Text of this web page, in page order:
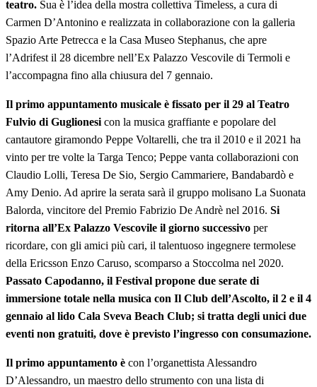
teatro. Sua è l’idea della mostra collettiva Timeless, a cura di
Carmen D’Antonino e realizzata in collaborazione con la galleria
Spazio Arte Petrecca e la Casa Museo Stephanus, che apre
l’Adrifest il 28 dicembre nell’Ex Palazzo Vescovile di Termoli e
l’accompagna fino alla chiusura del 7 gennaio.
Il primo appuntamento musicale è fissato per il 29 al Teatro
Fulvio di Guglionesi con la musica graffiante e popolare del
cantautore giramondo Peppe Voltarelli, che tra il 2010 e il 2021 ha
vinto per tre volte la Targa Tenco; Peppe vanta collaborazioni con
Claudio Lolli, Teresa De Sio, Sergio Cammariere, Bandabardò e
Amy Denio. Ad aprire la serata sarà il gruppo molisano La Suonata
Balorda, vincitore del Premio Fabrizio De Andrè nel 2016. Si
ritorna all’Ex Palazzo Vescovile il giorno successivo per
ricordare, con gli amici più cari, il talentuoso ingegnere termolese
della Ericsson Enzo Caruso, scomparso a Stoccolma nel 2020.
Passato Capodanno, il Festival propone due serate di
immersione totale nella musica con Il Club dell’Ascolto, il 2 e il 4
gennaio al lido Cala Sveva Beach Club; si tratta degli unici due
eventi non gratuiti, dove è previsto l’ingresso con consumazione.
Il primo appuntamento è con l’organettista Alessandro
D’Alessandro, un maestro dello strumento con una lista di